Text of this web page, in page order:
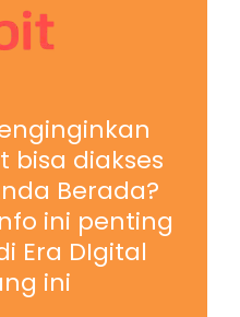
bisa diakses
Berada?
ini penting
Era DIgital
ini